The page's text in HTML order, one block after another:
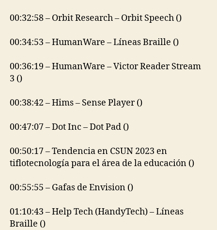
00:32:58 – Orbit Research – Orbit Speech ()
00:34:53 – HumanWare – Líneas Braille ()
00:36:19 – HumanWare – Victor Reader Stream
3 ()
00:38:42 – Hims – Sense Player ()
00:47:07 – Dot Inc – Dot Pad ()
00:50:17 – Tendencia en CSUN 2023 en
tiflotecnología para el área de la educación ()
00:55:55 – Gafas de Envision ()
01:10:43 – Help Tech (HandyTech) – Líneas
Braille ()